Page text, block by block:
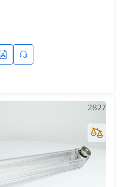
2827